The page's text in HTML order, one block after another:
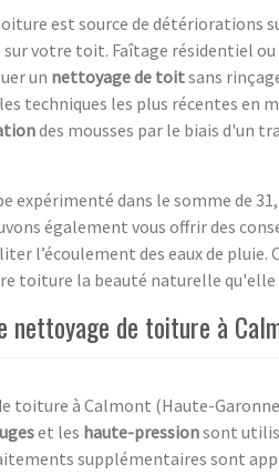
est source de détériorations
sur votre toit. Faîtage résidentiel ou
un nettoyage de toitsans
techniques les plus récentes en
des mousses par le biais d'un
expérimenté dans le somme de
également vous offrir des
l’écoulement des eaux de pluie.
toiture la beauté naturelle
de toiture à
toiture à Calmont (Haute-
et les haute-pressionsont
supplémentaires sont